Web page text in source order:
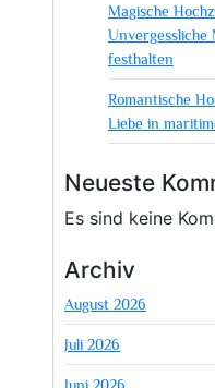
Magische
Unvergessliche
festhalten
Romantische
Liebe in
Neueste
Es sind keine
Archiv
August 2026
Juli 2026